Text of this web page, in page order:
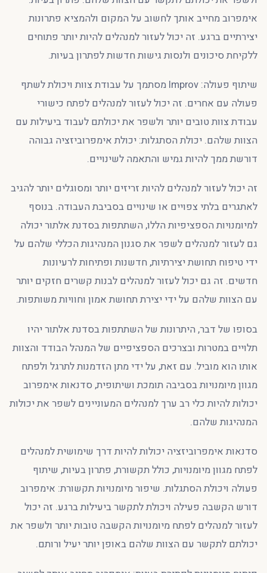
אימפרוב מחייב אותך לחשוב על המקום ולהמציא פתרונות
יצירתיים ברגע. זה יכול לעזור למנהלים להיות יותר פתוחים
ללקיחת סיכונים ולנסות גישות חדשות לפתרון בעיות.
שיתוף פעולה: Improv מסתמך על עבודת צוות ויכולת לשתף
פעולה עם אחרים. זה יכול לעזור למנהלים לפתח כישורי
עבודת צוות טובים יותר ולשפר את יכולתם לעבוד ביעילות עם
הצוות שלהם. יכולת הסתגלות: יכולת אימפרוביזציה גבוהה
דורשת ממך להיות גמיש והתאמה לשינויים.
זה יכול לעזור למנהלים להיות זריזים יותר ומסוגלים יותר להגיב
לאתגרים בלתי צפויים או שינויים בסביבת העבודה. בנוסף
למיומנויות הספציפיות הללו, השתתפות בסדנת אלתור יכולה
גם לעזור למנהלים לשפר את סגנון המנהיגות הכללי שלהם על
ידי טיפוח תחושת יצירתיות, חדשנות ופתיחות לרעיונות
חדשים. זה גם יכול לעזור למנהלים לבנות קשרים חזקים יותר
עם הצוות שלהם על ידי יצירת תחושת אמון וחוויות משותפות.
בסופו של דבר, היתרונות של השתתפות בסדנת אלתור יהיו
תלויים במטרות ובצרכים הספציפיים של המנהל הבודד והצוות
אותו הוא מוביל. עם זאת, על ידי מתן הזדמנות לתרגל ולפתח
מגוון מיומנויות בסביבה תומכת ושיתופית, סדנאות אימפרוב
יכולות להיות כלי רב ערך למנהלים המעוניינים לשפר את יכולות
המנהיגות שלהם.
סדנאות אימפרוביזציה יכולות להיות דרך שימושית למנהלים
לפתח מגוון מיומנויות, כולל תקשורת, פתרון בעיות, שיתוף
פעולה ויכולת הסתגלות. שיפור מיומנויות תקשורת: אימפרוב
דורש הקשבה פעילה ויכולת לתקשר ביעילות ברגע. זה יכול
לעזור למנהלים לפתח מיומנויות הקשבה טובות יותר ולשפר את
יכולתם לתקשר עם הצוות שלהם באופן יותר יעיל ורותם.